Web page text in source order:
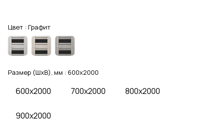
Цвет : Графит
Размер (ШхВ), мм : 600x2000
600x2000 700x2000 800x2000
900x2000